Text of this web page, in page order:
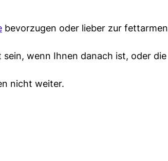
bevorzugen oder lieber zur fettarmen
sein, wenn Ihnen danach ist, oder die
nicht weiter.